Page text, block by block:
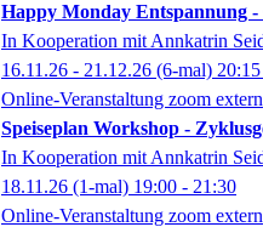
Happy Monday Entspannung
In Kooperation mit Annkatrin
16.11.26 - 21.12.26 (6-mal) 20:15
Online-Veranstaltung zoom extern
Speiseplan Workshop -
In Kooperation mit Annkatrin
18.11.26 (1-mal) 19:00 - 21:30
Online-Veranstaltung zoom extern